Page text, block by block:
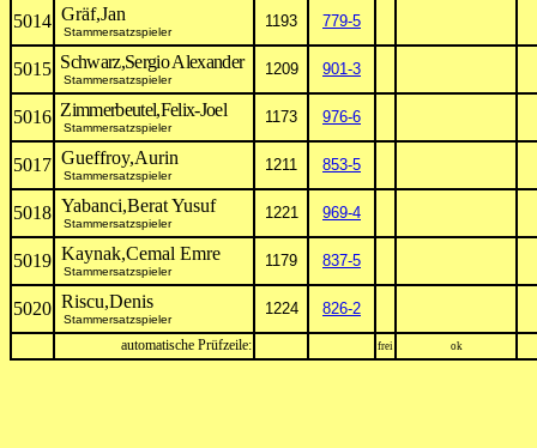
5014 Gräf,Jan
Stammersatzspieler
1193 779-5
5015 Schwarz,Sergio Alexander
Stammersatzspieler
1209 901-3
5016 Zimmerbeutel,Felix-Joel
Stammersatzspieler
1173 976-6
5017 Gueffroy,Aurin
Stammersatzspieler
1211 853-5
5018 Yabanci,Berat Yusuf
Stammersatzspieler
1221 969-4
5019 Kaynak,Cemal Emre
Stammersatzspieler
1179 837-5
5020 Riscu,Denis
Stammersatzspieler
1224 826-2
automatische Prüfzeile: frei ok